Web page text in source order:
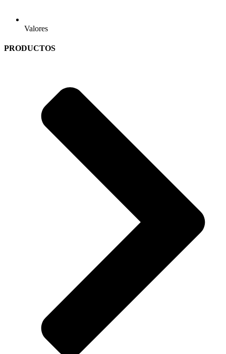
Valores
PRODUCTOS